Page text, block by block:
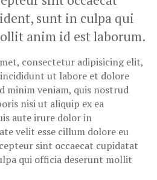
sunt in culpa qui
anim id est laborum.
consectetur adipisicing elit,
ut labore et dolore
minim veniam, quis nostrud
nisi ut aliquip ex ea
aute irure dolor in
velit esse cillum dolore eu
sint occaecat cupidatat
qui officia deserunt mollit